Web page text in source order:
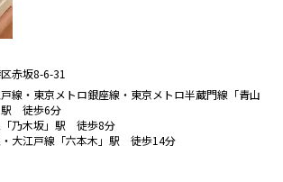
赤坂8-6-31
線・東京メトロ銀座線・東京メトロ半蔵門線「青山
駅 徒歩6分
乃木坂」駅 徒歩8分
・大江戸線「六本木」駅 徒歩14分